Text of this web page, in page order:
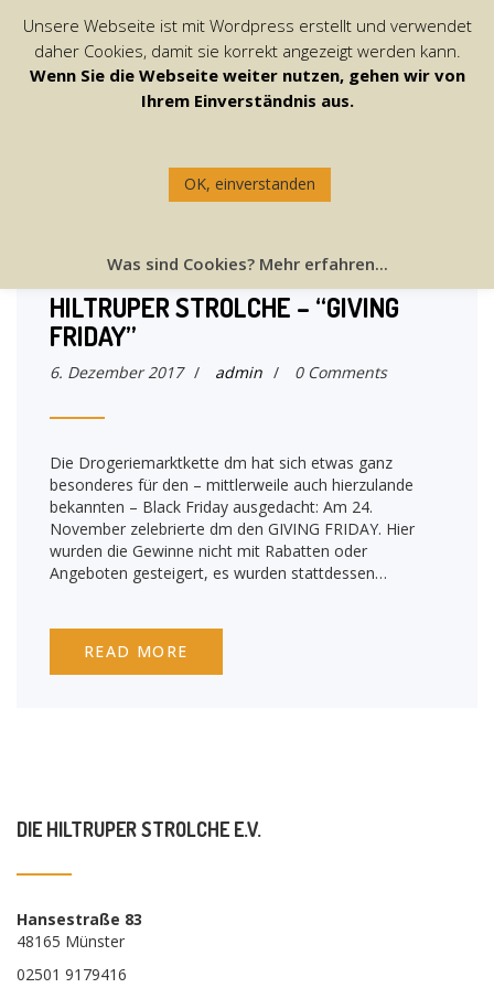
SPENDENAKTION VON DM FÜR DIE
HILTRUPER STROLCHE – “GIVING
FRIDAY”
6. Dezember 2017 / admin / 0 Comments
Die Drogeriemarktkette dm hat sich etwas ganz
besonderes für den – mittlerweile auch hierzulande
bekannten – Black Friday ausgedacht: Am 24.
November zelebrierte dm den GIVING FRIDAY. Hier
wurden die Gewinne nicht mit Rabatten oder
Angeboten gesteigert, es wurden stattdessen…
READ MORE
DIE HILTRUPER STROLCHE E.V.
Hansestraße 83
48165 Münster
02501 9179416
Unsere Webseite ist mit Wordpress erstellt und verwendet
daher Cookies, damit sie korrekt angezeigt werden kann.
Wenn Sie die Webseite weiter nutzen, gehen wir von
Ihrem Einverständnis aus.
OK, einverstanden
Was sind Cookies? Mehr erfahren...